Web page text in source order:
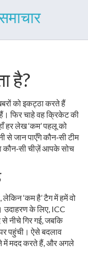
है?
को इकट्ठा करते हैं
फिर चाहे वह क्रिकेट की
हर लेख ‘कम’ पहलू को
जान पाएँगे कौन‑सी टीम
कौन‑सी चीज़ें आपके सोच
‘कम है’ टैग में हमें वो
उदाहरण के लिए, ICC
नीचे गिर गई, जबकि
पहुंची। ऐसे बदलाव
में मदद करते हैं, और अगले